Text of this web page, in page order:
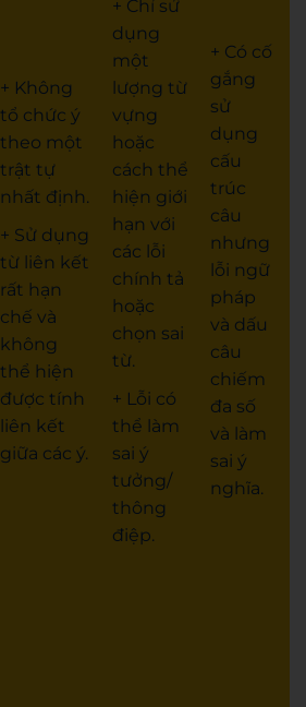
+ Không
tổ chức ý
theo một
trật tự
nhất định.
+ Sử dụng
từ liên kết
rất hạn
chế và
không
thể hiện
được tính
liên kết
giữa các ý.
+ Chỉ sử
dụng
một
lượng từ
vựng
hoặc
cách thể
hiện giới
hạn với
các lỗi
chính tả
hoặc
chọn sai
từ.
+ Lỗi có
thể làm
sai ý
tưởng/
thông
điệp.
+ Có cố
gắng
sử
dụng
cấu
trúc
câu
nhưng
lỗi ngữ
pháp
và dấu
câu
chiếm
đa số
và làm
sai ý
nghĩa.